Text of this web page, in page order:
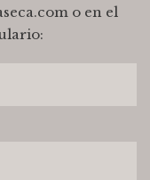
o en el